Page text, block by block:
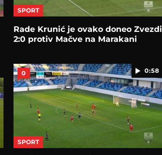
SPORT
Rade Krunić je ovako doneo Zvezdi
2:0 protiv Mačve na Marakani
0:58
0
SPORT